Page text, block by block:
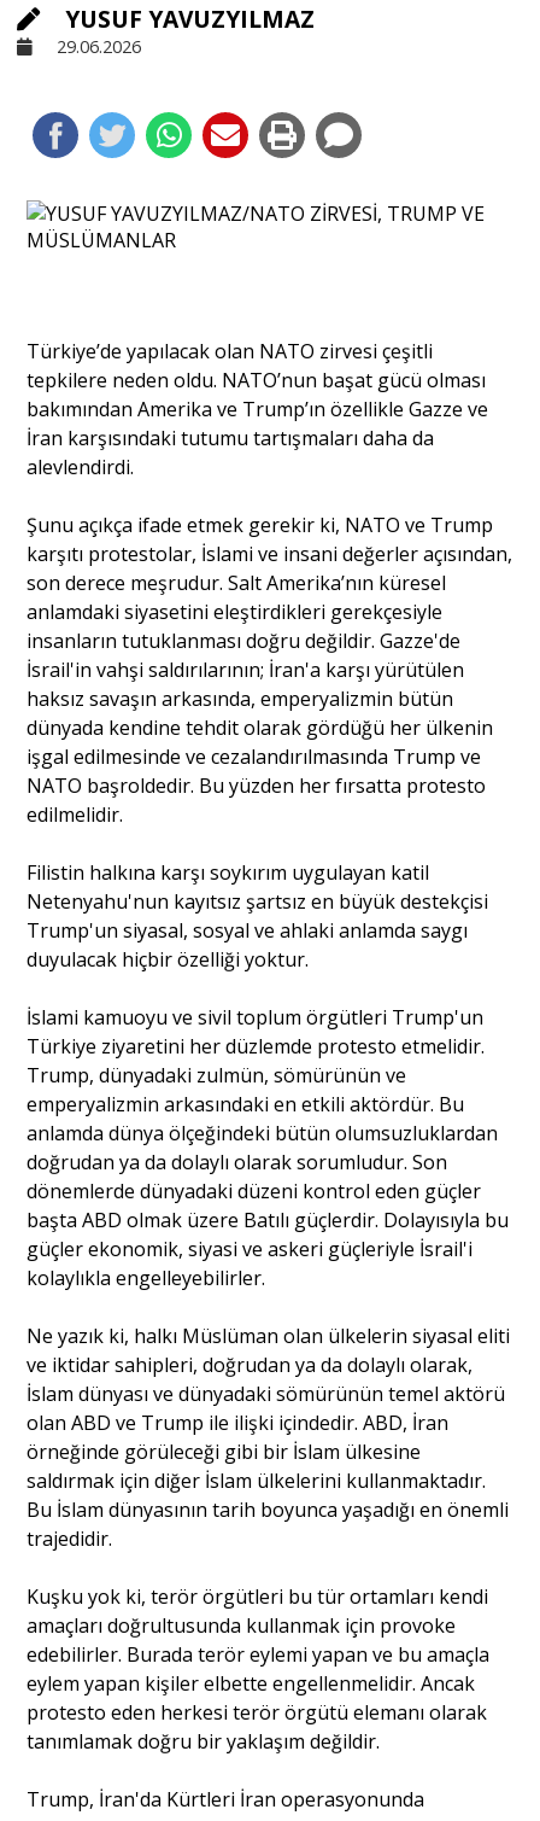
Yorum - Analiz
Söyleşi
Yazarlar
Dosya Haber
Ankara Analiz
Sağlık
YUSUF YAVUZYILMAZ
29.06.2026
Türkiye’de yapılacak olan NATO zirvesi çeşitli
tepkilere neden oldu. NATO’nun başat gücü olması
bakımından Amerika ve Trump’ın özellikle Gazze ve
İran karşısındaki tutumu tartışmaları daha da
alevlendirdi.
Şunu açıkça ifade etmek gerekir ki, NATO ve Trump
karşıtı protestolar, İslami ve insani değerler açısından,
son derece meşrudur. Salt Amerika’nın küresel
anlamdaki siyasetini eleştirdikleri gerekçesiyle
insanların tutuklanması doğru değildir. Gazze'de
İsrail'in vahşi saldırılarının; İran'a karşı yürütülen
haksız savaşın arkasında, emperyalizmin bütün
dünyada kendine tehdit olarak gördüğü her ülkenin
işgal edilmesinde ve cezalandırılmasında Trump ve
NATO başroldedir. Bu yüzden her fırsatta protesto
edilmelidir.
Filistin halkına karşı soykırım uygulayan katil
Netenyahu'nun kayıtsız şartsız en büyük destekçisi
Trump'un siyasal, sosyal ve ahlaki anlamda saygı
duyulacak hiçbir özelliği yoktur.
İslami kamuoyu ve sivil toplum örgütleri Trump'un
Türkiye ziyaretini her düzlemde protesto etmelidir.
Trump, dünyadaki zulmün, sömürünün ve
emperyalizmin arkasındaki en etkili aktördür. Bu
anlamda dünya ölçeğindeki bütün olumsuzluklardan
doğrudan ya da dolaylı olarak sorumludur. Son
dönemlerde dünyadaki düzeni kontrol eden güçler
başta ABD olmak üzere Batılı güçlerdir. Dolayısıyla bu
güçler ekonomik, siyasi ve askeri güçleriyle İsrail'i
kolaylıkla engelleyebilirler.
Ne yazık ki, halkı Müslüman olan ülkelerin siyasal eliti
ve iktidar sahipleri, doğrudan ya da dolaylı olarak,
İslam dünyası ve dünyadaki sömürünün temel aktörü
olan ABD ve Trump ile ilişki içindedir. ABD, İran
örneğinde görüleceği gibi bir İslam ülkesine
saldırmak için diğer İslam ülkelerini kullanmaktadır.
Bu İslam dünyasının tarih boyunca yaşadığı en önemli
trajedidir.
Kuşku yok ki, terör örgütleri bu tür ortamları kendi
amaçları doğrultusunda kullanmak için provoke
edebilirler. Burada terör eylemi yapan ve bu amaçla
eylem yapan kişiler elbette engellenmelidir. Ancak
protesto eden herkesi terör örgütü elemanı olarak
tanımlamak doğru bir yaklaşım değildir.
Trump, İran'da Kürtleri İran operasyonunda